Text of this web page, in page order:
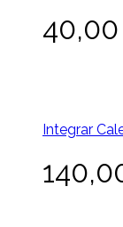
40,00
Integrar